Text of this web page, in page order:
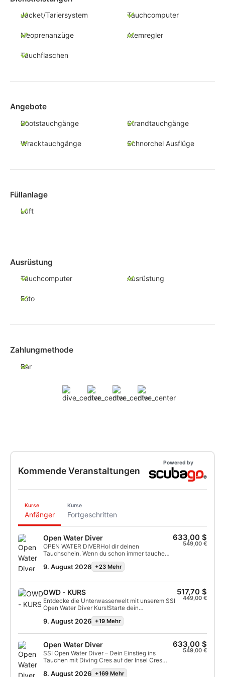
Jacket/Tariersystem Tauchcomputer
Neoprenanzüge Atemregler
Tauchflaschen
Angebote
Bootstauchgänge Strandtauchgänge
Wracktauchgänge Schnorchel Ausflüge
Füllanlage
Luft
Ausrüstung
Tauchcomputer Ausrüstung
Foto
Zahlungmethode
Bar
Kommende Veranstaltungen
Powered by
Kurse
Anfänger
Kurse
Fortgeschritten
Open Water Diver
OPEN WATER DIVERHol dir deinen
Tauchschein. Wenn du schon immer tauchen
lernen wolltest, auf der Suche nach neuen
Abenteuern bist und die sagenhafte
beginnt dein Tauchabenteuer.Der „klassische“
Tauchkurs. Seit Anfang der 80iger Jahre ist
der Open Water Diver weltweit der am
häufigsten ausgebildete Tauchkurs. Die
„OWD-Ausbildung“ ist DER Einstieg in die
traumhafte Unterwasserwelt und vermittelt
das nötige Wissen um selbständig mit einem
Diver-Kurses lernt man alles um im Anschluss
selbständig die Unterwasserwelt zu erkunden.
Der Kurs beinhaltet Theorielektionen,
Einheiten im Pool sowie Tauchgänge im Meer.
Im Anschluss erhält man ein „Brevet“
9. August 2026 +23 Mehr
633,00 $
549,00 €
OWD - KURS
Entdecke die Unterwasserwelt mit unserem SSI
Open Water Diver Kurs!Starte dein
Tauchabenteuer mit einer der weltweit
anerkanntesten Tauchausbildungen. In kleinen
garantieren wir eine persönliche Betreuung und
den bestmöglichen Lernerfolg.???? Deine
Vorteile auf einen Blick:Kleine Gruppen –
maximal 4 TeilnehmerModernstes und
hochwertiges TauchequipmentErfahrene,
professionell geschulte SSI-
9. August 2026 +19 Mehr
517,70 $
449,00 €
Open Water Diver
SSI Open Water Diver – Dein Einstieg ins
Tauchen mit Diving Cres auf der Insel Cres
Die SSI Open Water Diver Zertifizierung ist
weltweit anerkannt und der beste Weg, um als
8. August 2026 +169 Mehr
633,00 $
549,00 €